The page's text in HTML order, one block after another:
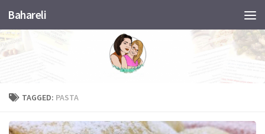
Skip to content
Bahareli
TAGGED: PASTA